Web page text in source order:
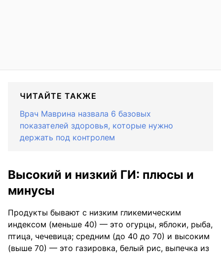
ЧИТАЙТЕ ТАКЖЕ
Врач Маврина назвала 6 базовых
показателей здоровья, которые нужно
держать под контролем
Высокий и низкий ГИ: плюсы и
минусы
Продукты бывают с низким гликемическим
индексом (меньше 40) — это огурцы, яблоки, рыба,
птица, чечевица; средним (до 40 до 70) и высоким
(выше 70) — это газировка, белый рис, выпечка из